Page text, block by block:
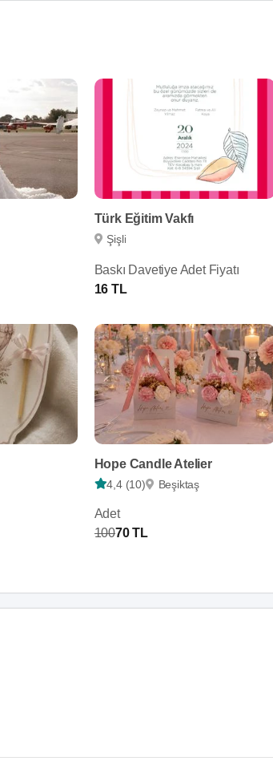
Türk Eğitim Vakfı
Şişli
Baskı Davetiye Adet Fiyatı
16 TL
Hope Candle Atelier
4,4 (10) Beşiktaş
Adet
10070 TL